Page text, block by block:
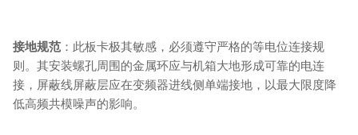
接地规范 ：此板卡极其敏感，必须遵守严格的等电位连接规
则。其安装螺孔周围的金属环应与机箱大地形成可靠的电连
接，屏蔽线屏蔽层应在变频器进线侧单端接地，以最大限度降
低高频共模噪声的影响。